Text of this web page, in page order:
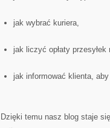
jak wybrać kuriera,
jak liczyć opłaty
jak informować klienta,
Dzięki temu nasz blog staje